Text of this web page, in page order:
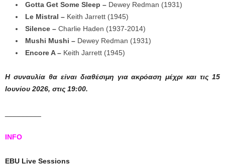
Gotta Get Some Sleep – Dewey Redman (1931)
Le Mistral – Keith Jarrett (1945)
Silence – Charlie Haden (1937-2014)
Mushi Mushi – Dewey Redman (1931)
Encore A – Keith Jarrett (1945)
Η συναυλία θα είναι διαθέσιμη για ακρόαση μέχρι και τις 15
Ιουνίου 2026, στις 19:00.
INFO
EBU Live Sessions